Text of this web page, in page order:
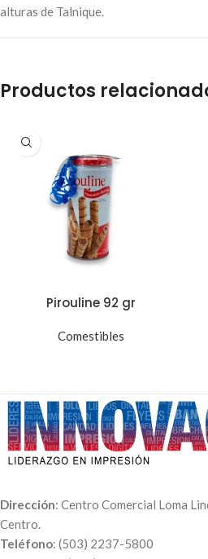
alturas de Talnique.
Productos
Pirouline 92 gr
Comestibles
Dirección: Centro Comercial Loma
Centro.
Teléfono: (503) 2237-5800